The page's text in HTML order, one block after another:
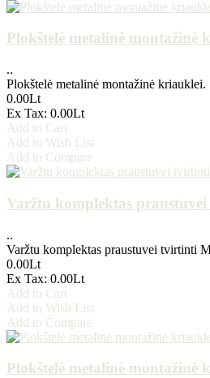
Plokštelė metalinė montažinė
..
Plokštelė metalinė montažinė kriauklei.
0.00Lt
Ex Tax: 0.00Lt
Add to Cart
Add to Wish List
Add to Compare
Varžtu komplektas
..
Varžtu komplektas praustuvei tvirtinti
0.00Lt
Ex Tax: 0.00Lt
Add to Cart
Add to Wish List
Add to Compare
Plokštelė metalinė montažinė